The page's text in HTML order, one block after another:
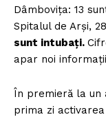
Dâmboviţa: 13
Spitalul de Arși,
sunt intubați.
apar noi
În premieră la un
prima zi